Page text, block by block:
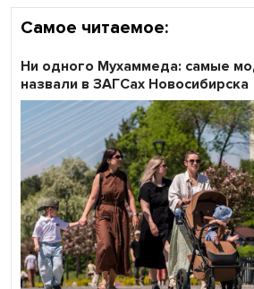
Самое читаемое:
Ни одного Мухаммеда: самые
назвали в ЗАГСах Новосибирска